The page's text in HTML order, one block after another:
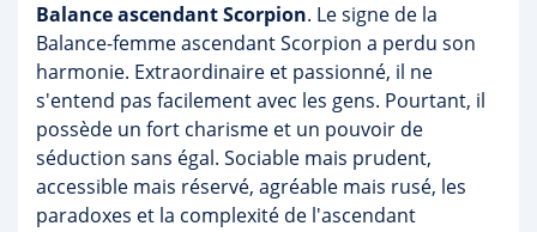
Balance ascendant Scorpion. Le signe de la
Balance-femme ascendant Scorpion a perdu son
harmonie. Extraordinaire et passionné, il ne
s'entend pas facilement avec les gens. Pourtant, il
possède un fort charisme et un pouvoir de
séduction sans égal. Sociable mais prudent,
accessible mais réservé, agréable mais rusé, les
paradoxes et la complexité de l'ascendant